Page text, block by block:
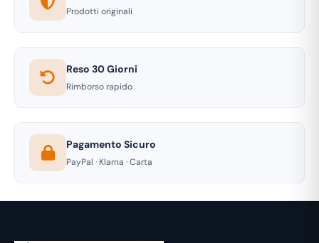
Prodotti originali
Reso 30 Giorni
Rimborso rapido
Pagamento Sicuro
PayPal · Klarna · Carta